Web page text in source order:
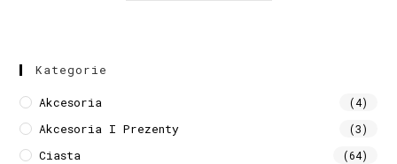
Kategorie
Akcesoria (4)
Akcesoria I Prezenty (3)
Ciasta (64)